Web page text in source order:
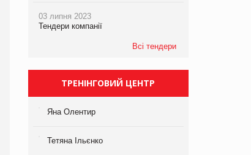
03 липня 2023
Тендери компанії
Всі тендери
ТРЕНІНГОВИЙ ЦЕНТР
Яна Олентир
Тетяна Ільєнко